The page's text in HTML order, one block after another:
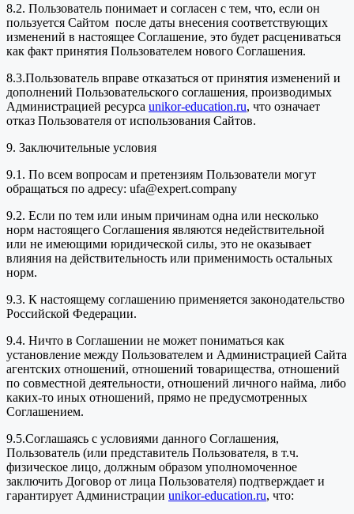
8.2. Пользователь понимает и согласен с тем, что, если он
пользуется Сайтом после даты внесения соответствующих
изменений в настоящее Соглашение, это будет расцениваться
как факт принятия Пользователем нового Соглашения.
8.3.Пользователь вправе отказаться от принятия изменений и
дополнений Пользовательского соглашения, производимых
Администрацией ресурса unikor-education.ru, что означает
отказ Пользователя от использования Сайтов.
9. Заключительные условия
9.1. По всем вопросам и претензиям Пользователи могут
обращаться по адресу: ufa@expert.company
9.2. Если по тем или иным причинам одна или несколько
норм настоящего Соглашения являются недействительной
или не имеющими юридической силы, это не оказывает
влияния на действительность или применимость остальных
норм.
9.3. К настоящему соглашению применяется законодательство
Российской Федерации.
9.4. Ничто в Соглашении не может пониматься как
установление между Пользователем и Администрацией Сайта
агентских отношений, отношений товарищества, отношений
по совместной деятельности, отношений личного найма, либо
каких-то иных отношений, прямо не предусмотренных
Соглашением.
9.5.Соглашаясь с условиями данного Соглашения,
Пользователь (или представитель Пользователя, в т.ч.
физическое лицо, должным образом уполномоченное
заключить Договор от лица Пользователя) подтверждает и
гарантирует Администрации unikor-education.ru, что: